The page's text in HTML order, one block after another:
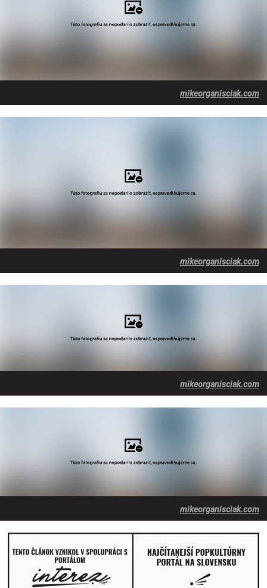
mikeorganisciak.com
mikeorganisciak.com
mikeorganisciak.com
mikeorganisciak.com